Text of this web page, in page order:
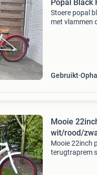
Popal Black
Stoere popal
met vlammen
Gebruikt
Mooie
wit/rood/
Mooie 22inch
terugtraprem